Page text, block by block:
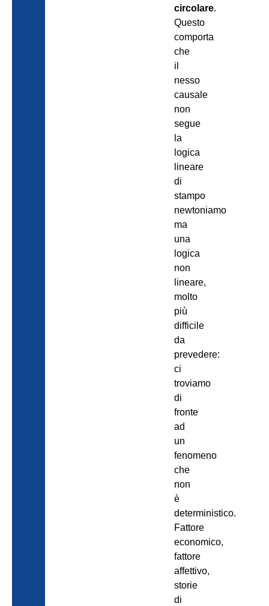
circolare.
Questo
comporta
che
il
nesso
causale
non
segue
la
logica
lineare
di
stampo
newtoniamo
ma
una
logica
non
lineare,
molto
più
difficile
da
prevedere:
ci
troviamo
di
fronte
ad
un
fenomeno
che
non
è
deterministico.
Fattore
economico,
fattore
affettivo,
storie
di